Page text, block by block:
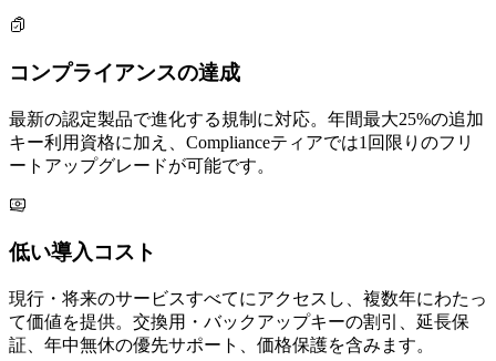
コンプライアンスの達成
最新の認定製品で進化する規制に対応。年間最大25%の追加
キー利用資格に加え、Complianceティアでは1回限りのフリ
ートアップグレードが可能です。
低い導入コスト
現行・将来のサービスすべてにアクセスし、複数年にわたっ
て価値を提供。交換用・バックアップキーの割引、延長保
証、年中無休の優先サポート、価格保護を含みます。